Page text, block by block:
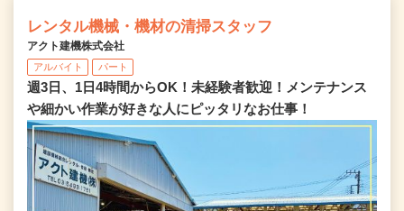
レンタル機械・機材の清掃スタッフ
アクト建機株式会社
アルバイト パート
週3日、1日4時間からOK！未経験者歓迎！メンテナンス
や細かい作業が好きな人にピッタリなお仕事！